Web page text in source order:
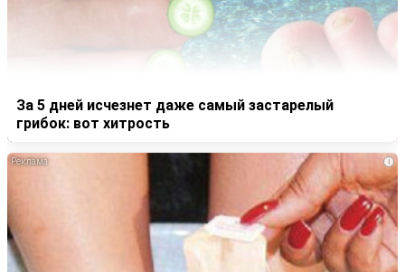
За 5 дней исчезнет даже самый застарелый
грибок: вот хитрость
i